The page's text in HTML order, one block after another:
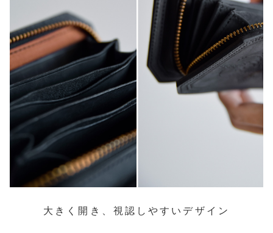
大きく開き、視認しやすいデザイン